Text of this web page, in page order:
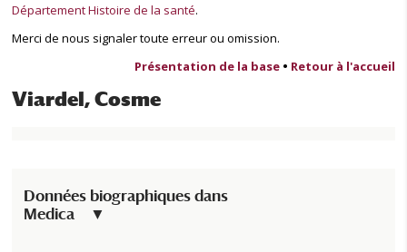
Département Histoire de la santé.
Merci de nous signaler toute erreur ou omission.
Présentation de la base • Retour à l'accueil
Viardel, Cosme
Données biographiques dans
Medica